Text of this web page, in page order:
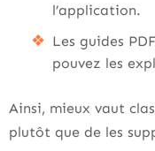
l’application.
Les guides
pouvez les
Ainsi, mieux vaut
plutôt que de les